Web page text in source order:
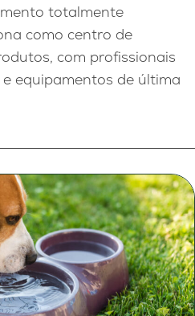
totalmente
como centro de
com profissionais
equipamentos de última